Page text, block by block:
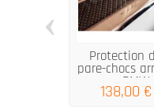
Protection
pare-chocs
pour BMW...
138,00 €
‹